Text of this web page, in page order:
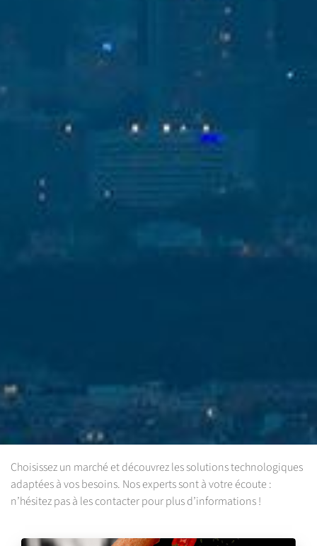
Choisissez un marché et découvrez les solutions technologiques
adaptées à vos besoins. Nos experts sont à votre écoute :
n’hésitez pas à les contacter pour plus d’informations !